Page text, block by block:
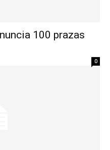
100 prazas
0